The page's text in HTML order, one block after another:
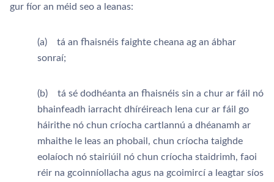
gur fíor an méid seo a leanas:
(a) tá an fhaisnéis faighte cheana ag an ábhar
sonraí;
(b) tá sé dodhéanta an fhaisnéis sin a chur ar fáil nó
bhainfeadh iarracht dhíréireach lena cur ar fáil go
háirithe nó chun críocha cartlannú a dhéanamh ar
mhaithe le leas an phobail, chun críocha taighde
eolaíoch nó stairiúil nó chun críocha staidrimh, faoi
réir na gcoinníollacha agus na gcoimircí a leagtar síos